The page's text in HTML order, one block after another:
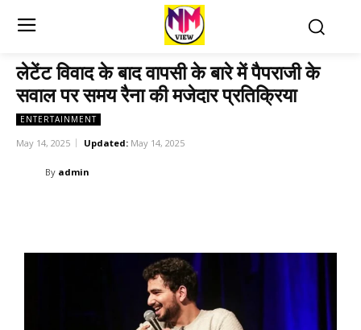
लेटेंट विवाद के बाद वापसी के बारे में पैपराजी के
सवाल पर समय रैना की मजेदार प्रतिक्रिया
ENTERTAINMENT
May 14, 2025 Updated: May 14, 2025
By admin